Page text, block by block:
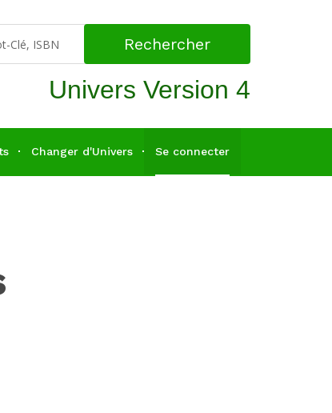
Rechercher
Univers Version 4
Changer d'Univers Se connecter